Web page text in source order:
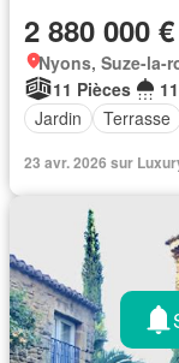
2 880 000 €
Nyons, Suze-la-
11 Pièces
Jardin
Terrasse
23 avr. 2026 sur